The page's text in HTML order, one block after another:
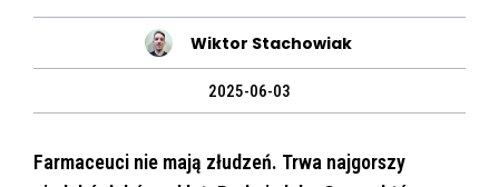
Wiktor Stachowiak
2025-06-03
Farmaceuci nie mają złudzeń. Trwa najgorszy